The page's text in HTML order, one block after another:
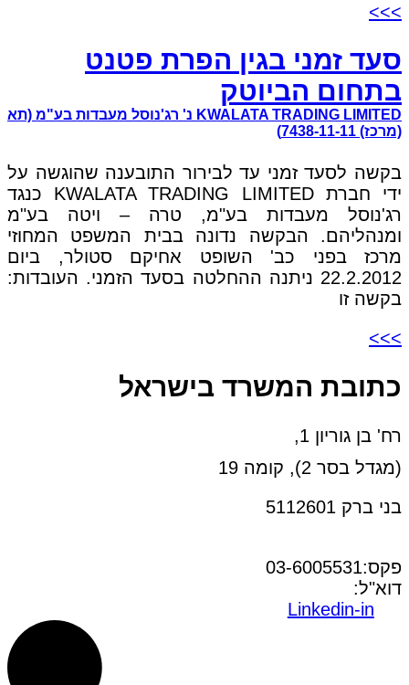
>>>
סעד זמני בגין הפרת פטנט
בתחום הביוטק
KWALATA TRADING LIMITED נ' רג'נוסל מעבדות בע"מ (תא
(מרכז) 7438-11-11)
בקשה לסעד זמני עד לבירור התובענה שהוגשה על
ידי חברת KWALATA TRADING LIMITED כנגד
רג'נוסל מעבדות בע"מ, טרה – ויטה בע"מ
ומנהליהם. הבקשה נדונה בבית המשפט המחוזי
מרכז בפני כב' השופט אחיקם סטולר, ביום
22.2.2012 ניתנה ההחלטה בסעד הזמני. העובדות:
בקשה זו
>>>
כתובת המשרד בישראל
רח' בן גוריון 1,
(מגדל בסר 2), קומה 19
בני ברק 5112601
פקס:03-6005531
דוא"ל:
Linkedin-in